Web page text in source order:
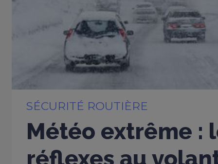
SÉCURITÉ ROUTIÈRE
Météo extrême :